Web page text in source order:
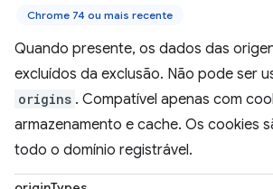
Chrome 74 ou mais recente
Quando presente, os dados das
excluídos da exclusão. Não pode ser
origins . Compatível apenas com
armazenamento e cache. Os cookies
todo o domínio registrável.